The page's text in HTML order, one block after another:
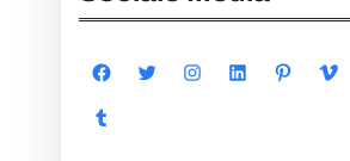
Facebook Twitter Instagram LinkedIn Pinterest
Vimeo
Tumblr